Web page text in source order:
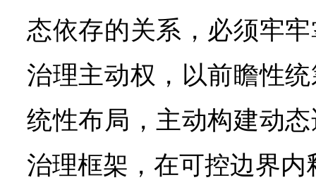
态依存的关系，必须牢
治理主动权，以前瞻性
统性布局，主动构建动
治理框架，在可控边界内